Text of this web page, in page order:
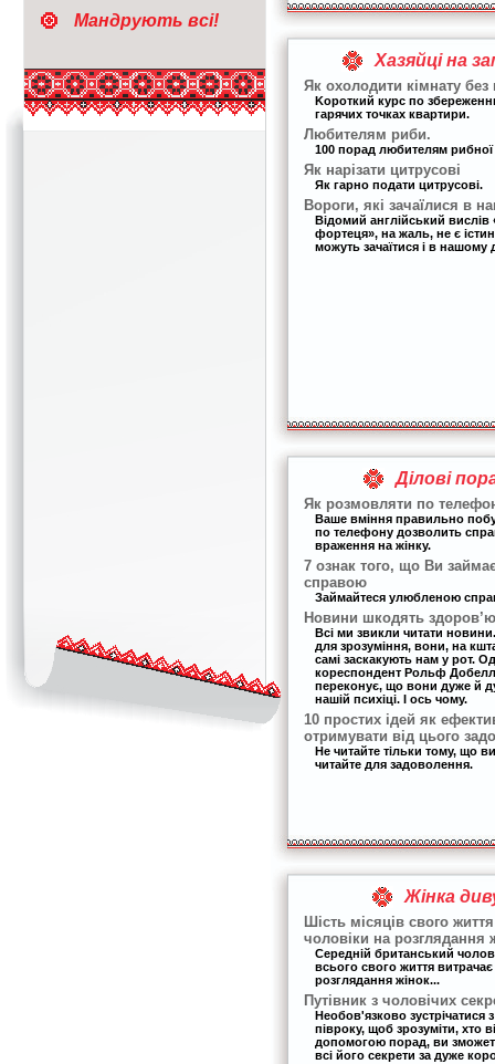
Мандрують всі!
Хазяйці на
Як охолодити кімнату без
Kороткий курс по
гарячих точках квартири.
Любителям риби.
100 порад любителям рибної
Як нарізати цитрусові
Як гарно подати цитрусові.
Вороги, які зачаїлися в
Відомий англійський
фортеця», на жаль, не є
можуть зачаїтися і в нашому
Ділові
Як розмовляти по
Ваше вміння правильно
по телефону дозволить
враження на жінку.
7 ознак того, що Ви
справою
Займайтеся улюбленою
Новини шкодять здоров’ю
Всі ми звикли читати новини.
для зрозуміння, вони, на
самі заскакують нам у рот.
кореспондент Рольф
переконує, що вони дуже й
нашій психіці. І ось чому.
10 простих ідей як
отримувати від цього
Не читайте тільки тому, що
читайте для задоволення.
Жінка
Шість місяців свого
чоловіки на розглядання
Середній британський
всього свого життя витрачає
розглядання жінок...
Путівник з чоловічих
Необов'язково зустрічатися
півроку, щоб зрозуміти, хто
допомогою порад, ви
всі його секрети за дуже